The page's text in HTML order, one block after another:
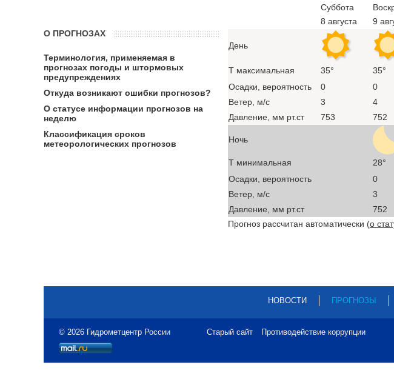
Суббота
8 августа
9
День
T максимальная 35° 35°
Осадки, вероятность
0 0
Ветер, м/с
3 4
Давление, мм рт.ст
753 752
Ночь
T минимальная 28°
Осадки, вероятность
0
Ветер, м/с
3
Давление, мм рт.ст
752
Прогноз рассчитан автоматически (о
О ПРОГНОЗАХ
Терминология, применяемая в
прогнозах погоды и штормовых
предупреждениях
Откуда возникают ошибки прогнозов?
О статусе информации прогнозов на
неделю
Классификация сроков
метеорологических прогнозов
НОВОСТИ ПРОГНОЗЫ
© 2026 Гидрометцентр России Старый сайт Противодействие коррупции